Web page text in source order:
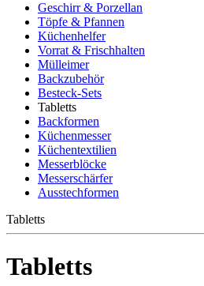
Geschirr & Porzellan
Töpfe & Pfannen
Küchenhelfer
Vorrat & Frischhalten
Mülleimer
Backzubehör
Besteck-Sets
Tabletts
Backformen
Küchenmesser
Küchentextilien
Messerblöcke
Messerschärfer
Ausstechformen
Tabletts
Tabletts